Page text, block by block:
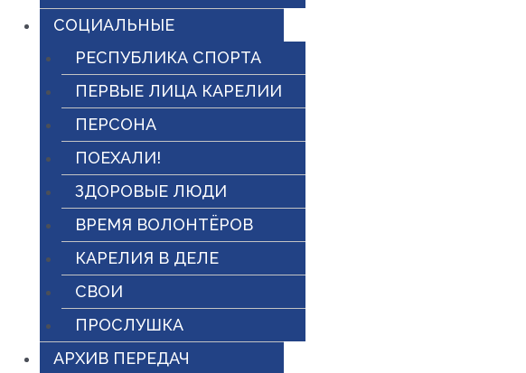
СОЦИАЛЬНЫЕ
РЕСПУБЛИКА СПОРТА
ПЕРВЫЕ ЛИЦА КАРЕЛИИ
ПЕРСОНА
ПОЕХАЛИ!
ЗДОРОВЫЕ ЛЮДИ
ВРЕМЯ ВОЛОНТЁРОВ
КАРЕЛИЯ В ДЕЛЕ
СВОИ
ПРОСЛУШКА
АРХИВ ПЕРЕДАЧ